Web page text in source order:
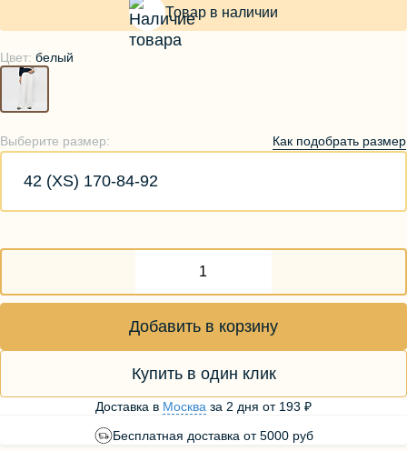
Цвет: белый
Выберите размер: Как подобрать размер
42 (XS) 170-84-92
Товар в наличии
Добавить в корзину
Купить в один клик
Доставка в Москва за 2 дня от 193 ₽
Бесплатная доставка от 5000 руб